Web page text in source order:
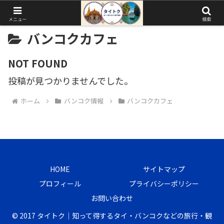
バンコクカフェ
NOT FOUND
投稿が見つかりませんでした。
ホーム バンコク情報 バンコクカフェ
HOME
サイトマップ
プロフィール
プライバシーポリシー
お問い合わせ
© 2017 タイトク｜知って得するタイ・バンコクなどの旅行・観
メニュー 検索